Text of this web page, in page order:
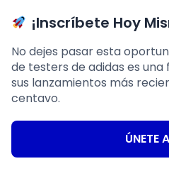
¡Inscríbete Hoy
No dejes pasar esta
de testers de adidas es
sus lanzamientos más
centavo.
ÚNETE